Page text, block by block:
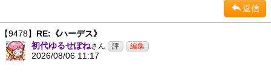
返信
【9478】 RE:《ハーデス》
初代ゆるせぽねさん
2026/08/06 11:17